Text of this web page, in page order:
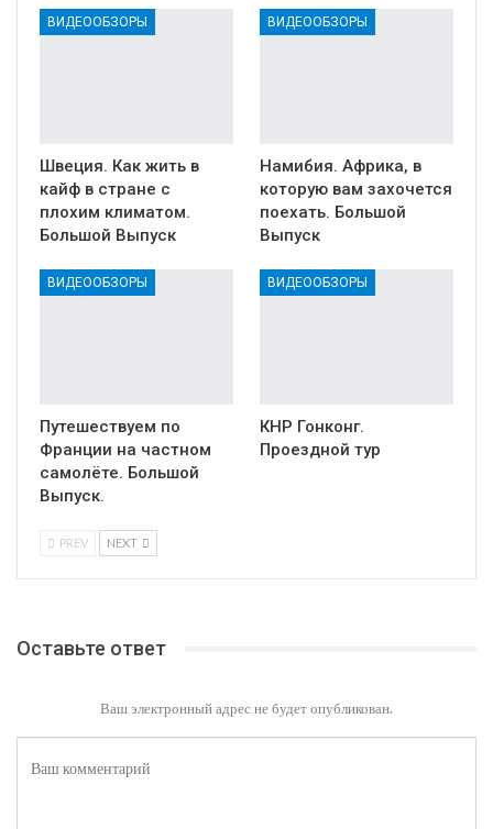
ВИДЕООБЗОРЫ
Швеция. Как жить в
кайф в стране с
плохим климатом.
Большой Выпуск
ВИДЕООБЗОРЫ
Намибия. Африка, в
которую вам захочется
поехать. Большой
Выпуск
ВИДЕООБЗОРЫ
Путешествуем по
Франции на частном
самолёте. Большой
Выпуск.
ВИДЕООБЗОРЫ
КНР Гонконг.
Проездной тур
PREV NEXT
Оставьте ответ
Ваш электронный адрес не будет опубликован.